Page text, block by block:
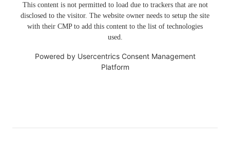
This content is not permitted to load due to trackers that are not
disclosed to the visitor. The website owner needs to setup the site
with their CMP to add this content to the list of technologies
used.
Powered by Usercentrics Consent Management
Platform